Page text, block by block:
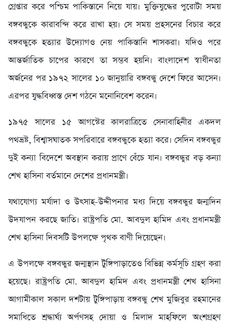
গ্রেপ্তার করে পশ্চিম পাকিস্তানে নিয়ে যায়। মুক্তিযুদ্ধের পুরোটা সময়
বঙ্গবন্ধুকে কারাবন্দি করে রাখা হয়। সে সময় প্রহসনের বিচার করে
বঙ্গবন্ধুকে হত্যার উদ্যোগও নেয় পাকিস্তানি শাসকরা। যদিও পরে
আন্তর্জাতিক চাপের কারণে তা সম্ভব হয়নি। বাংলাদেশ স্বাধীনতা
অর্জনের পর ১৯৭২ সালের ১০ জানুয়ারি বঙ্গবন্ধু দেশে ফিরে আসেন।
এরপর যুদ্ধবিধ্বস্ত দেশ গঠনে মনোনিবেশ করেন।
১৯৭৫ সালের ১৫ আগস্টের কালরাত্রিতে সেনাবাহিনীর একদল
পথভ্রষ্ট, বিশ্বাসঘাতক সপরিবারে বঙ্গবন্ধুকে হত্যা করে। সেদিন বঙ্গবন্ধুর
দুই কন্যা বিদেশে অবস্থান করায় প্রাণে বেঁচে যান। বঙ্গবন্ধুর বড় কন্যা
শেখ হাসিনা বর্তমানে দেশের প্রধানমন্ত্রী।
যথাযোগ্য মর্যাদা ও উৎসাহ-উদ্দীপনার মধ্য দিয়ে বঙ্গবন্ধুর জন্মদিন
উদযাপন করছে জাতি। রাষ্ট্রপতি মো. আবদুল হামিদ এবং প্রধানমন্ত্রী
শেখ হাসিনা দিবসটি উপলক্ষে পৃথক বাণী দিয়েছেন।
এ উপলক্ষে বঙ্গবন্ধুর জন্মস্থান টুঙ্গিপাড়াতেও বিভিন্ন কর্মসূচি গ্রহণ করা
হয়েছে। রাষ্ট্রপতি মো. আবদুল হামিদ এবং প্রধানমন্ত্রী শেখ হাসিনা
আগামীকাল সকাল দশটায় টুঙ্গিপাড়ায় বঙ্গবন্ধু শেখ মুজিবুর রহমানের
সমাধিতে শ্রদ্ধার্ঘ্য অর্পণসহ দোয়া ও মিলাদ মাহফিলে অংশগ্রহণ